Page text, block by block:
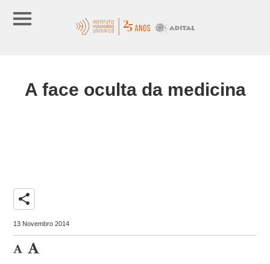
A face oculta da medicina
share
13 Novembro 2014